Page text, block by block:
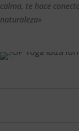
calma, te hace
naturaleza»